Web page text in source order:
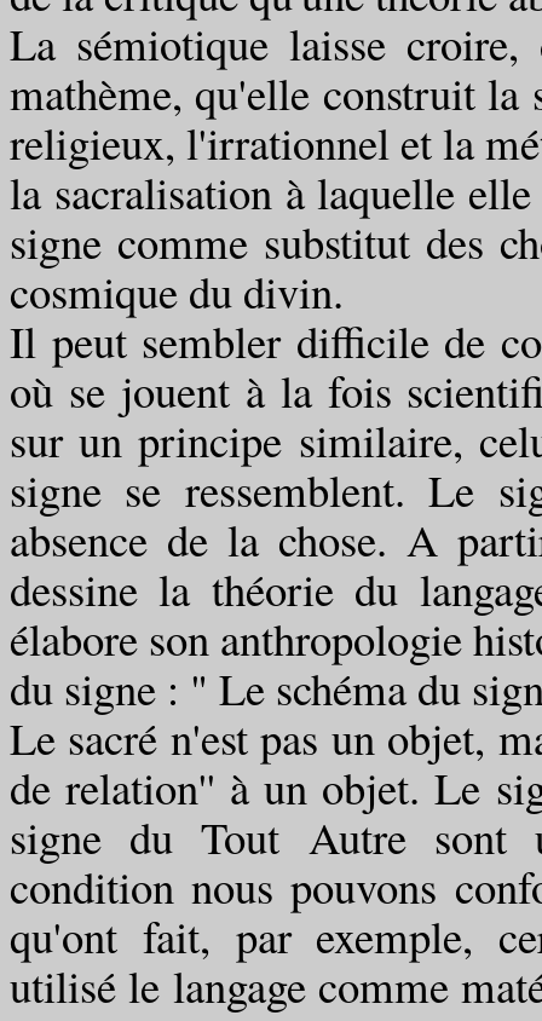
La sémiotique laisse
mathème, qu'elle construit la
religieux, l'irrationnel et la
la sacralisation à laquelle
signe comme substitut des
cosmique du divin.
Il peut sembler difficile de
où se jouent à la fois
sur un principe similaire,
signe se ressemblent. Le
absence de la chose. A
dessine la théorie du
élabore son anthropologie
du signe : " Le schéma du
Le sacré n'est pas un objet,
de relation'' à un objet. Le
signe du Tout Autre sont
condition nous pouvons
qu'ont fait, par exemple,
utilisé le langage comme